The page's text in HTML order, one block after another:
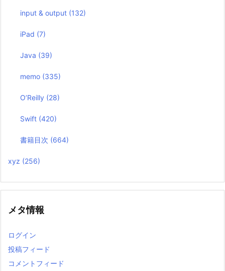
input & output (132)
iPad (7)
Java (39)
memo (335)
O’Reilly (28)
Swift (420)
書籍目次 (664)
xyz (256)
メタ情報
ログイン
投稿フィード
コメントフィード